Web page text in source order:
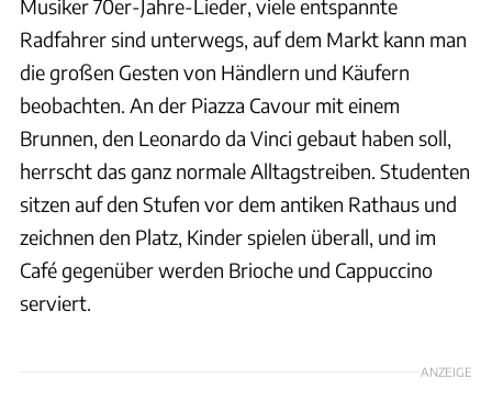
Musiker 70er-Jahre-Lieder, viele entspannte
Radfahrer sind unterwegs, auf dem Markt kann man
die großen Gesten von Händlern und Käufern
beobachten. An der Piazza Cavour mit einem
Brunnen, den Leonardo da Vinci gebaut haben soll,
herrscht das ganz normale Alltagstreiben. Studenten
sitzen auf den Stufen vor dem antiken Rathaus und
zeichnen den Platz, Kinder spielen überall, und im
Café gegenüber werden Brioche und Cappuccino
serviert.
ANZEIGE